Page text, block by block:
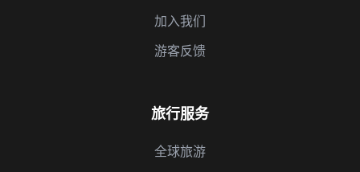
加入我们
游客反馈
旅行服务
全球旅游